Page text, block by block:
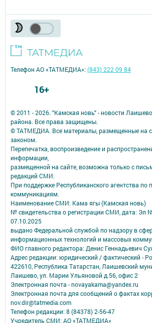
© 2011 - 2026. "Камская новь" - новости
района. Все права защищены.
© ТАТМЕДИА. Все материалы, размещенные на
законом.
Перепечатка, воспроизведение и
информации,
размещенной на сайте, возможна только с
редакций СМИ.
При поддержке Республиканского агентства по
коммуникациям.
Наименование СМИ: Кама ягы (Камская новь)
№ свидетельства о регистрации СМИ, дата: Эл
07.10.2025
выдано Федеральной службой по надзору в
информационных технологий и массовых
ФИО главного редактора: Денис Геннадьевич
Адрес редакции: юридический / фактический -
422610, Республика Татарстан, Лаишевский
Лаишево, ул. Марии Ульяновой д.56, офис 2
Электронная почта - novayakama@yandex.ru
Электронная почта для сообщений о фактах
nov.dir@tatmedia.com
Телефон редакции: 8 (84378) 2-56-47
Учредитель СМИ: АО «ТАТМЕДИА»
Телефон АО «ТАТМЕДИА»:(843) 222 09 84
16+